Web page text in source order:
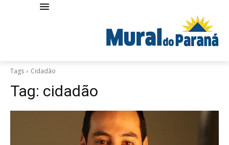
Tags Cidadão
Tag: cidadão